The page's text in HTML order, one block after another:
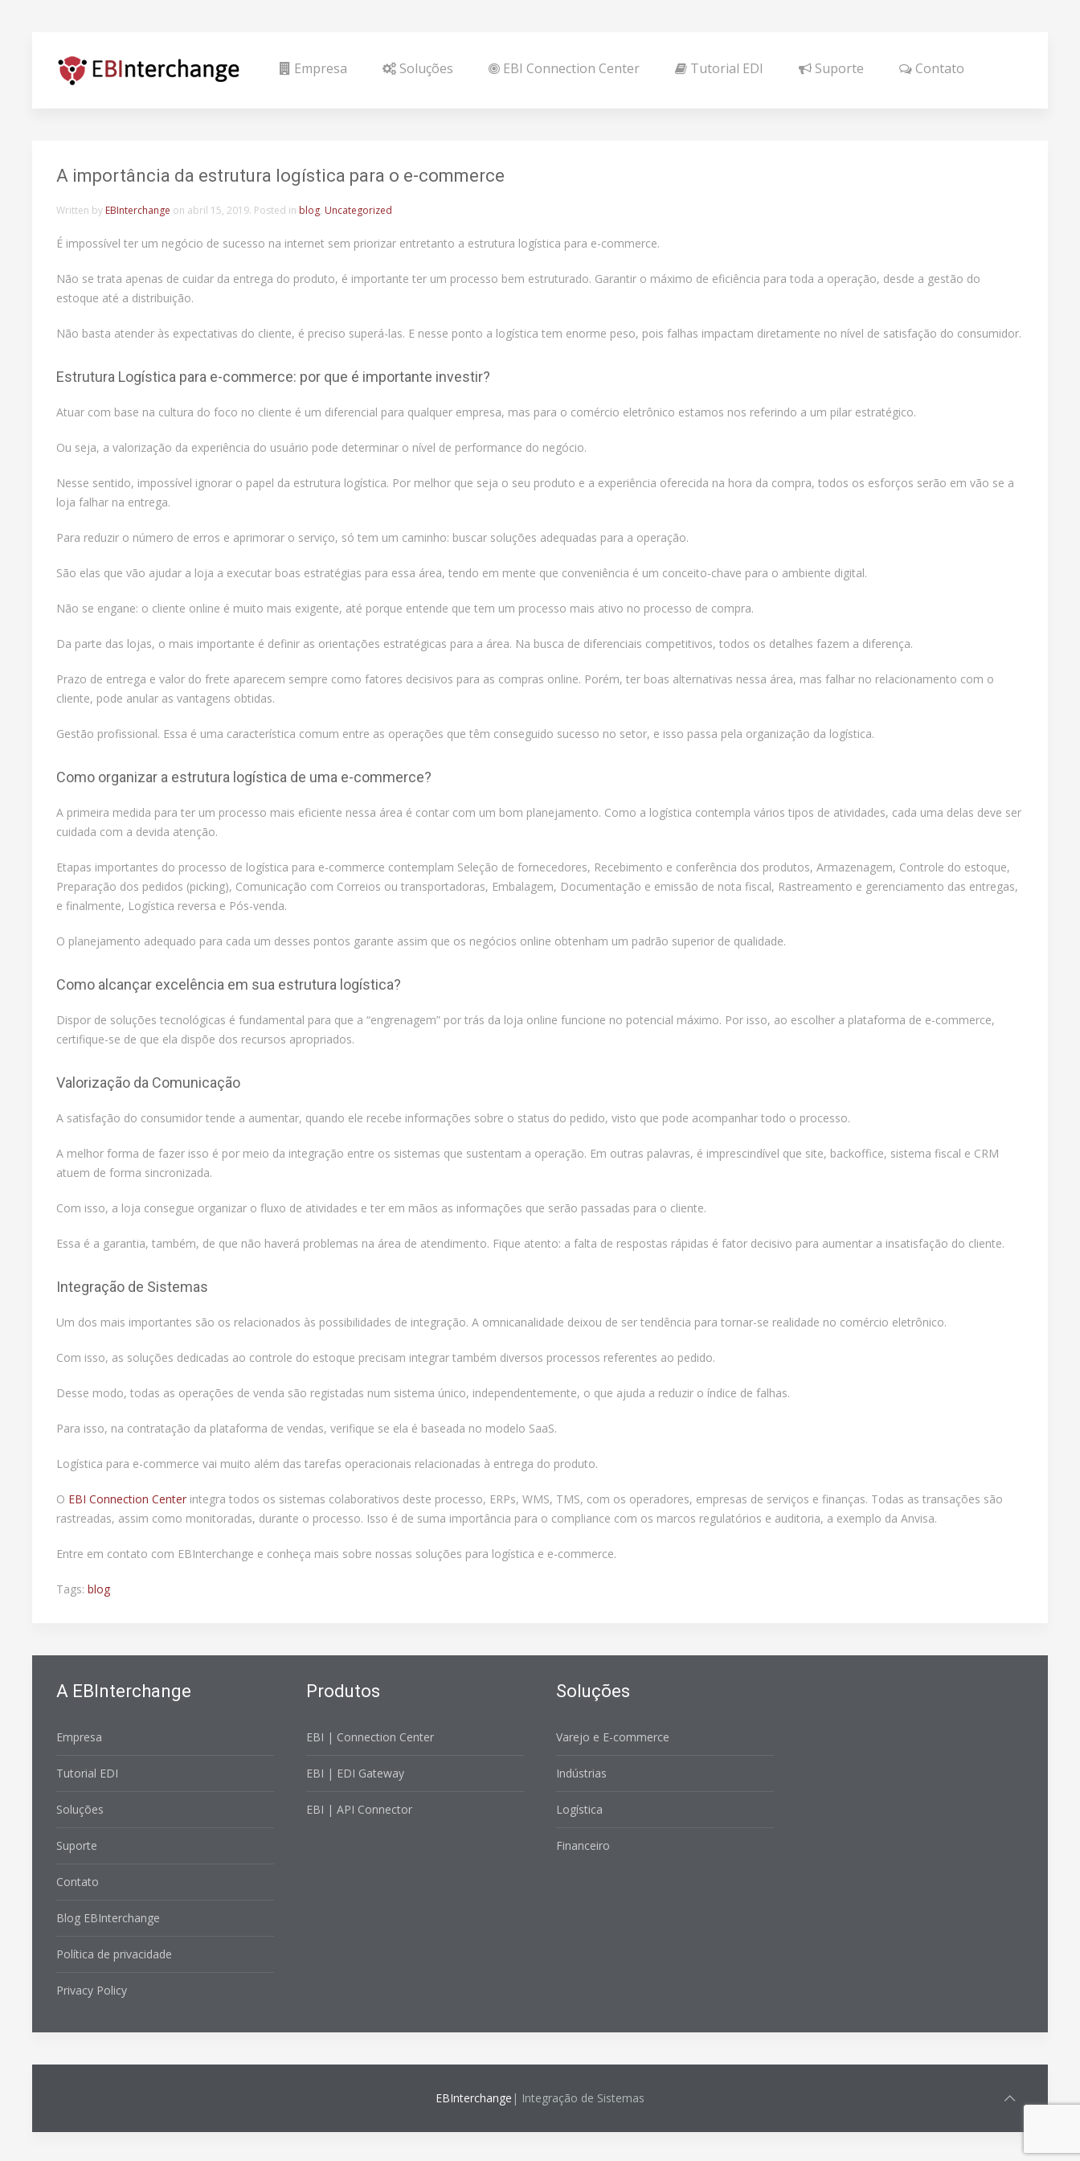
Empresa Soluções EBI Connection Center Tutorial EDI Suporte Contato
A importância da estrutura logística para o e-commerce
Written by EBInterchange on abril 15, 2019. Posted in blog, Uncategorized
É impossível ter um negócio de sucesso na internet sem priorizar entretanto a estrutura logística para e-commerce.
Não se trata apenas de cuidar da entrega do produto, é importante ter um processo bem estruturado. Garantir o máximo de eficiência para toda a operação, desde a gestão do
estoque até a distribuição.
Não basta atender às expectativas do cliente, é preciso superá-las. E nesse ponto a logística tem enorme peso, pois falhas impactam diretamente no nível de satisfação do consumidor.
Estrutura Logística para e-commerce: por que é importante investir?
Atuar com base na cultura do foco no cliente é um diferencial para qualquer empresa, mas para o comércio eletrônico estamos nos referindo a um pilar estratégico.
Ou seja, a valorização da experiência do usuário pode determinar o nível de performance do negócio.
Nesse sentido, impossível ignorar o papel da estrutura logística. Por melhor que seja o seu produto e a experiência oferecida na hora da compra, todos os esforços serão em vão se a
loja falhar na entrega.
Para reduzir o número de erros e aprimorar o serviço, só tem um caminho: buscar soluções adequadas para a operação.
São elas que vão ajudar a loja a executar boas estratégias para essa área, tendo em mente que conveniência é um conceito-chave para o ambiente digital.
Não se engane: o cliente online é muito mais exigente, até porque entende que tem um processo mais ativo no processo de compra.
Da parte das lojas, o mais importante é definir as orientações estratégicas para a área. Na busca de diferenciais competitivos, todos os detalhes fazem a diferença.
Prazo de entrega e valor do frete aparecem sempre como fatores decisivos para as compras online. Porém, ter boas alternativas nessa área, mas falhar no relacionamento com o
cliente, pode anular as vantagens obtidas.
Gestão profissional. Essa é uma característica comum entre as operações que têm conseguido sucesso no setor, e isso passa pela organização da logística.
Como organizar a estrutura logística de uma e-commerce?
A primeira medida para ter um processo mais eficiente nessa área é contar com um bom planejamento. Como a logística contempla vários tipos de atividades, cada uma delas deve ser
cuidada com a devida atenção.
Etapas importantes do processo de logística para e-commerce contemplam Seleção de fornecedores, Recebimento e conferência dos produtos, Armazenagem, Controle do estoque,
Preparação dos pedidos (picking), Comunicação com Correios ou transportadoras, Embalagem, Documentação e emissão de nota fiscal, Rastreamento e gerenciamento das entregas,
e finalmente, Logística reversa e Pós-venda.
O planejamento adequado para cada um desses pontos garante assim que os negócios online obtenham um padrão superior de qualidade.
Como alcançar excelência em sua estrutura logística?
Dispor de soluções tecnológicas é fundamental para que a “engrenagem” por trás da loja online funcione no potencial máximo. Por isso, ao escolher a plataforma de e-commerce,
certifique-se de que ela dispõe dos recursos apropriados.
Valorização da Comunicação
A satisfação do consumidor tende a aumentar, quando ele recebe informações sobre o status do pedido, visto que pode acompanhar todo o processo.
A melhor forma de fazer isso é por meio da integração entre os sistemas que sustentam a operação. Em outras palavras, é imprescindível que site, backoffice, sistema fiscal e CRM
atuem de forma sincronizada.
Com isso, a loja consegue organizar o fluxo de atividades e ter em mãos as informações que serão passadas para o cliente.
Essa é a garantia, também, de que não haverá problemas na área de atendimento. Fique atento: a falta de respostas rápidas é fator decisivo para aumentar a insatisfação do cliente.
Integração de Sistemas
Um dos mais importantes são os relacionados às possibilidades de integração. A omnicanalidade deixou de ser tendência para tornar-se realidade no comércio eletrônico.
Com isso, as soluções dedicadas ao controle do estoque precisam integrar também diversos processos referentes ao pedido.
Desse modo, todas as operações de venda são registadas num sistema único, independentemente, o que ajuda a reduzir o índice de falhas.
Para isso, na contratação da plataforma de vendas, verifique se ela é baseada no modelo SaaS.
Logística para e-commerce vai muito além das tarefas operacionais relacionadas à entrega do produto.
O EBI Connection Center integra todos os sistemas colaborativos deste processo, ERPs, WMS, TMS, com os operadores, empresas de serviços e finanças. Todas as transações são
rastreadas, assim como monitoradas, durante o processo. Isso é de suma importância para o compliance com os marcos regulatórios e auditoria, a exemplo da Anvisa.
Entre em contato com EBInterchange e conheça mais sobre nossas soluções para logística e e-commerce.
Tags: blog
A EBInterchange
Empresa
Tutorial EDI
Soluções
Suporte
Contato
Blog EBInterchange
Política de privacidade
Privacy Policy
Produtos
EBI | Connection Center
EBI | EDI Gateway
EBI | API Connector
Soluções
Varejo e E-commerce
Indústrias
Logística
Financeiro
EBInterchange | Integração de Sistemas